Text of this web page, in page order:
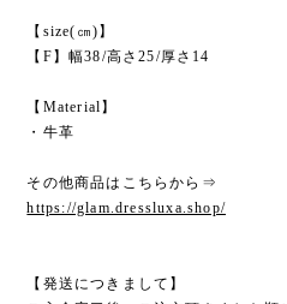
【size(㎝)】
【F】幅38/高さ25/厚さ14
【Material】
・牛革
その他商品はこちらから⇒
https://glam.dressluxa.shop/
【発送につきまして】